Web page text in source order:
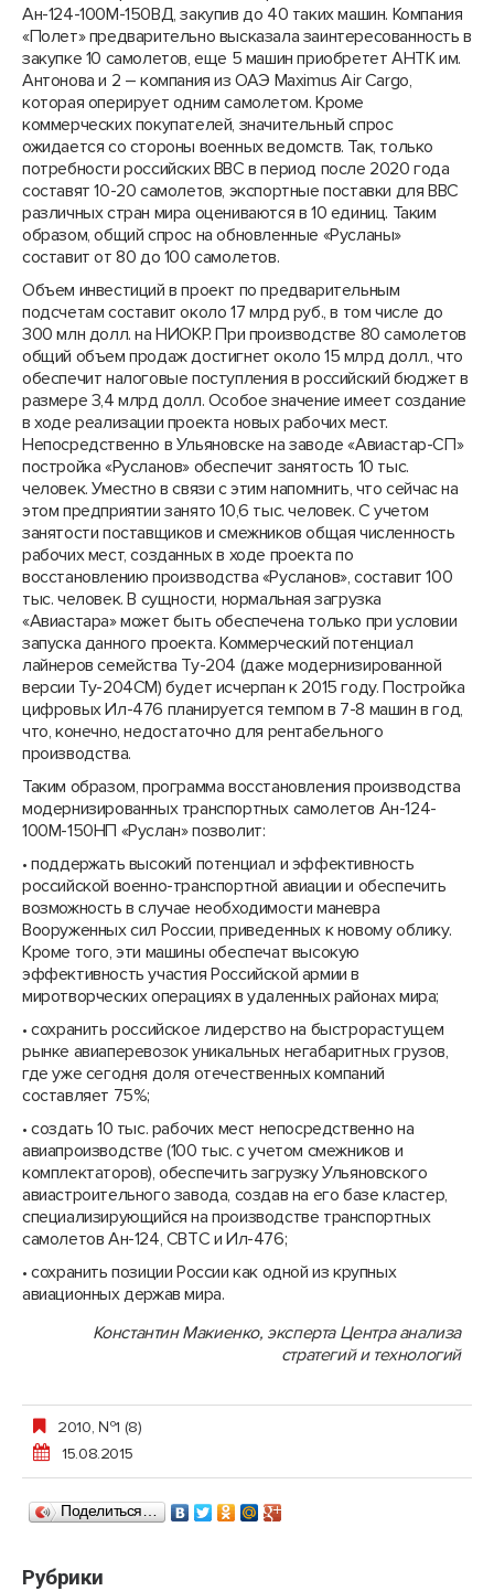
Ан-124-100М-150ВД, закупив до 40 таких машин. Компания
«Полет» предварительно высказала заинтересованность в
закупке 10 самолетов, еще 5 машин приобретет АНТК им.
Антонова и 2 – компания из ОАЭ Maximus Air Cargo,
которая оперирует одним самолетом. Кроме
коммерческих покупателей, значительный спрос
ожидается со стороны военных ведомств. Так, только
потребности российских ВВС в период после 2020 года
составят 10-20 самолетов, экспортные поставки для ВВС
различных стран мира оцениваются в 10 единиц. Таким
образом, общий спрос на обновленные «Русланы»
составит от 80 до 100 самолетов.
Объем инвестиций в проект по предварительным
подсчетам составит около 17 млрд руб., в том числе до
300 млн долл. на НИОКР. При производстве 80 самолетов
общий объем продаж достигнет около 15 млрд долл., что
обеспечит налоговые поступления в российский бюджет в
размере 3,4 млрд долл. Особое значение имеет создание
в ходе реализации проекта новых рабочих мест.
Непосредственно в Ульяновске на заводе «Авиастар-СП»
постройка «Русланов» обеспечит занятость 10 тыс.
человек. Уместно в связи с этим напомнить, что сейчас на
этом предприятии занято 10,6 тыс. человек. С учетом
занятости поставщиков и смежников общая численность
рабочих мест, созданных в ходе проекта по
восстановлению производства «Русланов», составит 100
тыс. человек. В сущности, нормальная загрузка
«Авиастара» может быть обеспечена только при условии
запуска данного проекта. Коммерческий потенциал
лайнеров семейства Ту-204 (даже модернизированной
версии Ту-204СМ) будет исчерпан к 2015 году. Постройка
цифровых Ил-476 планируется темпом в 7-8 машин в год,
что, конечно, недостаточно для рентабельного
производства.
Таким образом, программа восстановления производства
модернизированных транспортных самолетов Ан-124-
100М-150НП «Руслан» позволит:
• поддержать высокий потенциал и эффективность
российской военно-транспортной авиации и обеспечить
возможность в случае необходимости маневра
Вооруженных сил России, приведенных к новому облику.
Кроме того, эти машины обеспечат высокую
эффективность участия Российской армии в
миротворческих операциях в удаленных районах мира;
• сохранить российское лидерство на быстрорастущем
рынке авиаперевозок уникальных негабаритных грузов,
где уже сегодня доля отечественных компаний
составляет 75%;
• создать 10 тыс. рабочих мест непосредственно на
авиапроизводстве (100 тыс. с учетом смежников и
комплектаторов), обеспечить загрузку Ульяновского
авиастроительного завода, создав на его базе кластер,
специализирующийся на производстве транспортных
самолетов Ан-124, СВТС и Ил-476;
• сохранить позиции России как одной из крупных
авиационных держав мира.
Константин Макиенко, эксперта Центра анализа
стратегий и технологий
2010, №1 (8)
15.08.2015
Поделиться…
Рубрики